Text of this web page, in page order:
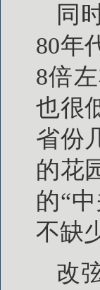
同
80年
8倍
也很
省份
的花
的“
不缺
改